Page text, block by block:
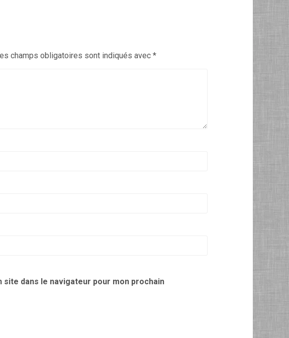
champs obligatoires sont indiqués avec *
dans le navigateur pour mon prochain